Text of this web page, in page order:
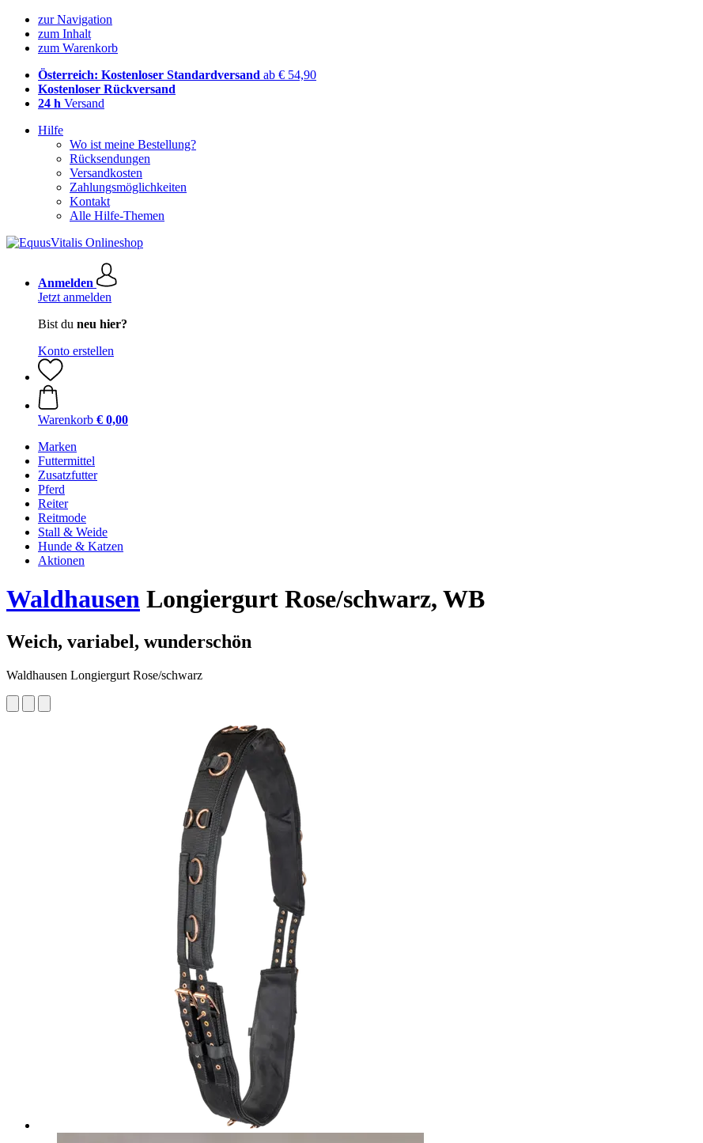
zur Navigation
zum Inhalt
zum Warenkorb
Österreich: Kostenloser Standardversand ab € 54,90
Kostenloser Rückversand
24 h Versand
Hilfe
Wo ist meine Bestellung?
Rücksendungen
Versandkosten
Zahlungsmöglichkeiten
Kontakt
Alle Hilfe-Themen
Anmelden
Jetzt anmelden
Bist du neu hier?
Konto erstellen
Warenkorb € 0,00
Marken
Futtermittel
Zusatzfutter
Pferd
Reiter
Reitmode
Stall & Weide
Hunde & Katzen
Aktionen
Waldhausen Longiergurt Rose/schwarz, WB
Weich, variabel, wunderschön
Waldhausen Longiergurt Rose/schwarz